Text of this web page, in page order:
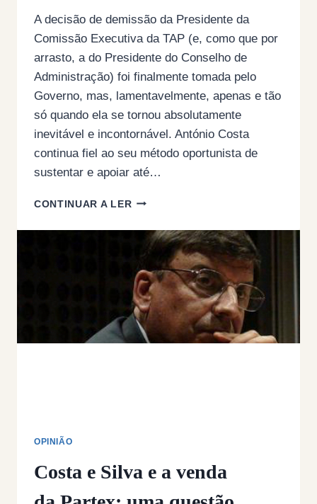
A decisão de demissão da Presidente da
Comissão Executiva da TAP (e, como que por
arrasto, a do Presidente do Conselho de
Administração) foi finalmente tomada pelo
Governo, mas, lamentavelmente, apenas e tão
só quando ela se tornou absolutamente
inevitável e incontornável. António Costa
continua fiel ao seu método oportunista de
sustentar e apoiar até…
CONTINUAR A LERTAP
A
CAÇA
POLVO
OPINIÃO
Costa e Silva e a venda